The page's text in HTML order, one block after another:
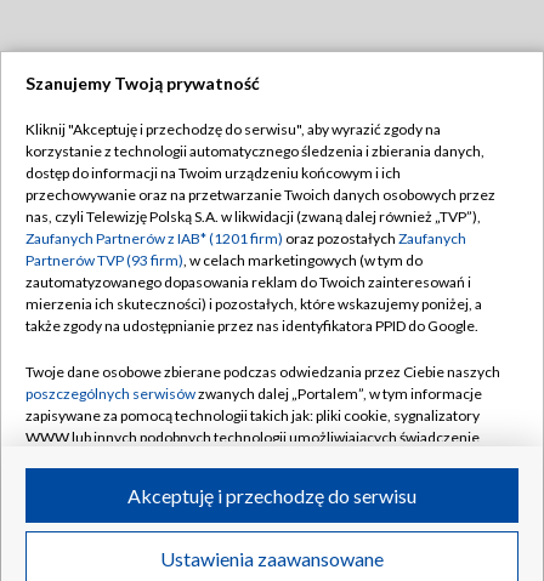
TVP
Abonament TVP
Emisja w TVP
Centrum informacji TVP
Naziemna Telewizja Cyfrowa
Rada Programowa
System NOS
Informacje o nadawcy
Program dla prasy
Regulamin TVP
Polityka prywatności
Moje zgody
Pomoc
Kontakt
Kanały
©2026 Telewizja Polska S.A. w likwidacji
Szanujemy Twoją prywatność
Kliknij "Akceptuję i przechodzę do serwisu", aby wyrazić zgody na
korzystanie z technologii automatycznego śledzenia i zbierania danych,
dostęp do informacji na Twoim urządzeniu końcowym i ich
przechowywanie oraz na przetwarzanie Twoich danych osobowych przez
nas, czyli Telewizję Polską S.A. w likwidacji (zwaną dalej również „TVP”),
Zaufanych Partnerów z IAB* (1201 firm) oraz pozostałych Zaufanych
Partnerów TVP (93 firm), w celach marketingowych (w tym do
zautomatyzowanego dopasowania reklam do Twoich zainteresowań i
mierzenia ich skuteczności) i pozostałych, które wskazujemy poniżej, a
także zgody na udostępnianie przez nas identyfikatora PPID do Google.
Twoje dane osobowe zbierane podczas odwiedzania przez Ciebie naszych
poszczególnych serwisówzwanych dalej „Portalem”, w tym informacje
zapisywane za pomocą technologii takich jak: pliki cookie, sygnalizatory
WWW lub innych podobnych technologii umożliwiających świadczenie
ruchu w Internecie.
Twoje dane osobowe zbierane podczas odwiedzania przez Ciebie
poszczególnych serwisówna Portalu, takie jak adresy IP, identyfikatory
Ustawienia zaawansowane
Akceptuję i przechodzę do serwisu